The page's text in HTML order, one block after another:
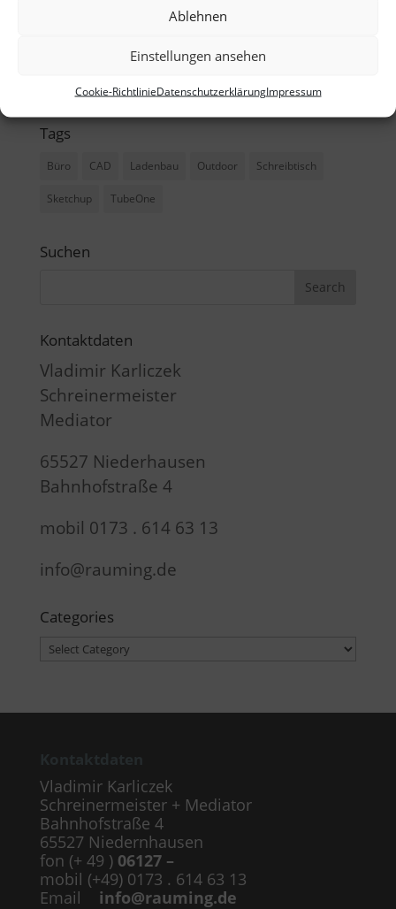
Ablehnen
Einstellungen ansehen
Cookie-RichtlinieDatenschutzerklärungImpressum
Comments feed
WordPress.org
Tags
Büro CAD Ladenbau Outdoor Schreibtisch
Sketchup TubeOne
Suchen
Kontaktdaten
Vladimir Karliczek
Schreinermeister
Mediator
65527 Niederhausen
Bahnhofstraße 4
mobil 0173 . 614 63 13
info@rauming.de
Categories
Categories
Vladimir Karliczek
Schreinermeister + Mediator
Bahnhofstraße 4
65527 Niedernhausen
fon (+ 49 ) 06127 –
mobil (+49) 0173 . 614 63 13
Email info@rauming.de